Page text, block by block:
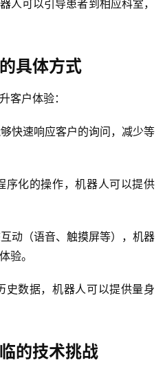
人可以引导患者到相应科室，
具体方式
客户体验：
快速响应客户的询问，减少等
序化的操作，机器人可以提供
动（语音、触摸屏等），机器
验。
史数据，机器人可以提供量身
的技术挑战